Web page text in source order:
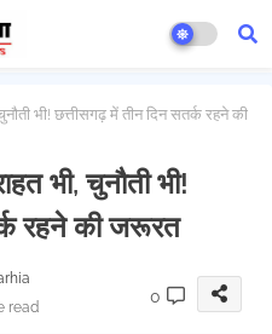
भी! छत्तीसगढ़ में तीन दिन सतर्क रहने की
भी, चुनौती भी!
रहने की जरूरत
read
0